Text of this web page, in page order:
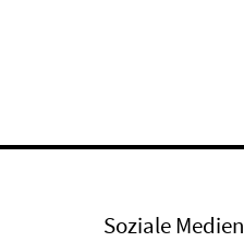
Soziale Medien